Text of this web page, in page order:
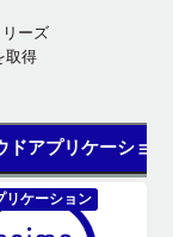
ーズ
取得
ドアプリケーション
リケーション